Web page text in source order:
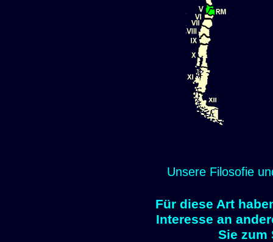
Unsere Filosofie
Für diese Art
Interesse an
Sie zum